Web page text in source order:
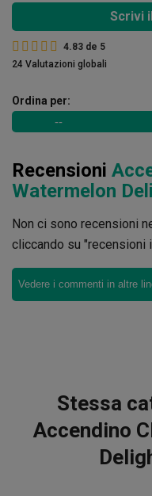
Scrivi
4.83 de 5
24 Valutazioni globali
Ordina per:
Recensioni
Watermelon
Non ci sono recensioni
cliccando su "recensioni
Vedere i commenti in altre
Stessa
Accendino